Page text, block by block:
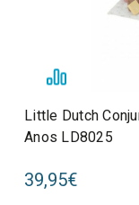
Little Dutch
Anos LD8025
39,95€